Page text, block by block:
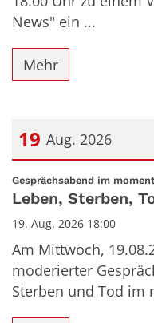
News" ein ...
Mehr
19 Aug. 2026
Datum: 19. August
Gesprächsabend im
Leben, Sterben,
19. Aug. 2026 18:00
Am Mittwoch,
moderierter
Sterben und Tod im